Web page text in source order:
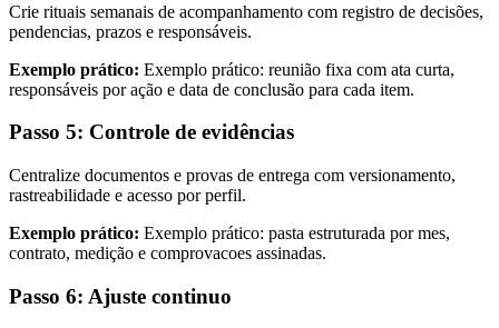
Crie rituais semanais de acompanhamento com registro de decisões,
pendencias, prazos e responsáveis.
Exemplo prático: Exemplo prático: reunião fixa com ata curta,
responsáveis por ação e data de conclusão para cada item.
Passo 5: Controle de evidências
Centralize documentos e provas de entrega com versionamento,
rastreabilidade e acesso por perfil.
Exemplo prático: Exemplo prático: pasta estruturada por mes,
contrato, medição e comprovacoes assinadas.
Passo 6: Ajuste continuo